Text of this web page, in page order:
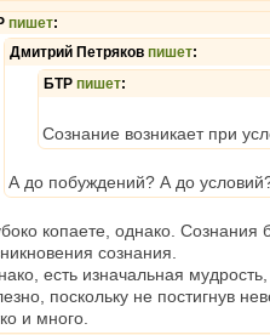
пишет:
Дмитрий Петряков пишет:
БТР пишет:
Сознание возникает при
А до побуждений? А до
копаете, однако.
сознания.
есть изначальная
поскольку не постигнув
и много.